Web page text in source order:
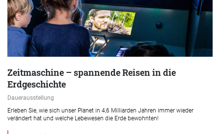
Zeitmaschine – spannende Reisen in die
Erdgeschichte
Dauerausstellung
Erleben Sie, wie sich unser Planet in 4,6 Milliarden Jahren immer wieder
verändert hat und welche Lebewesen die Erde bewohnten!